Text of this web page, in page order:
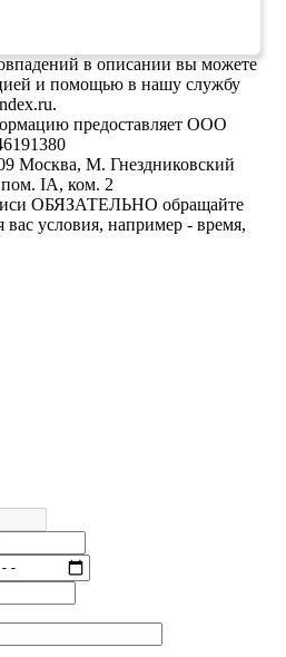
в описании вы можете
и помощью в нашу службу
предоставляет ООО
Москва, М. Гнездниковский
IA, ком. 2
ОБЯЗАТЕЛЬНО обращайте
условия, например - время,